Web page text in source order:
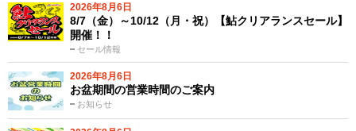
2026年8月6日
セール情報
8/7（金）～10/12（月・祝）【鮎クリアランスセール】
開催！！
2026年8月6日
お知らせ
お盆期間の営業時間のご案内